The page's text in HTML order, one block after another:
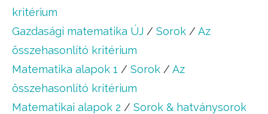
kritérium
Gazdasági matematika ÚJ / Sorok / Az
összehasonlító kritérium
Matematika alapok 1 / Sorok / Az
összehasonlító kritérium
Matematikai alapok 2 / Sorok & hatványsorok